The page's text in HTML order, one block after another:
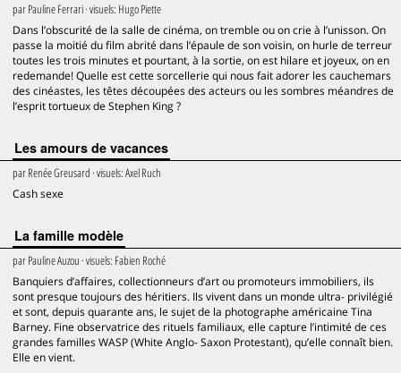
parPauline Ferrari· visuels: Hugo Piette
Dans l’obscurité de la salle de cinéma, on tremble ou on crie à l’unisson. On
passe la moitié du film abrité dans l’épaule de son voisin, on hurle de terreur
toutes les trois minutes et pourtant, à la sortie, on est hilare et joyeux, on en
redemande! Quelle est cette sorcellerie qui nous fait adorer les cauchemars
des cinéastes, les têtes découpées des acteurs ou les sombres méandres de
l’esprit tortueux de Stephen King ?
Les amours de vacances
parRenée Greusard · visuels:Axel Ruch
Cash sexe
La famille modèle
parPauline Auzou · visuels: Fabien Roché
Banquiers d’affaires, collectionneurs d’art ou promoteurs immobiliers, ils
sont presque toujours des héritiers. Ils vivent dans un monde ultra- privilégié
et sont, depuis quarante ans, le sujet de la photographe américaine Tina
Barney. Fine observatrice des rituels familiaux, elle capture l’intimité de ces
grandes familles WASP (White Anglo- Saxon Protestant), qu’elle connaît bien.
Elle en vient.